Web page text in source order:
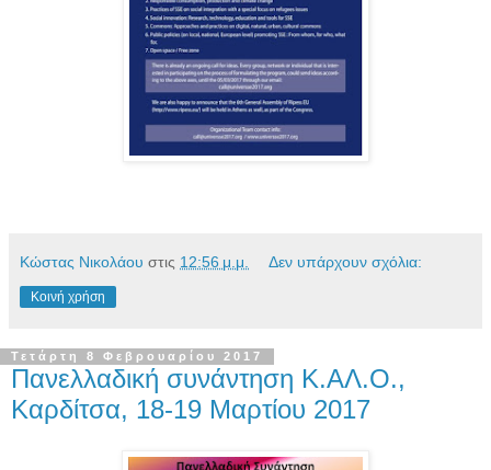
Κώστας Νικολάου στις 12:56 μ.μ. Δεν υπάρχουν σχόλια:
Κοινή χρήση
Τετάρτη 8 Φεβρουαρίου 2017
Πανελλαδική συνάντηση Κ.ΑΛ.Ο.,
Καρδίτσα, 18-19 Μαρτίου 2017